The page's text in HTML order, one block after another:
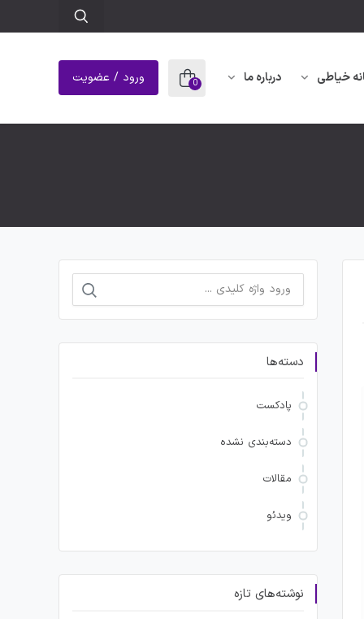
خیاطی درباره ما 0 ورود / عضویت
دسته‌ها
پادکست
دسته‌بندی نشده
مقالات
ویدئو
نوشته‌های تازه